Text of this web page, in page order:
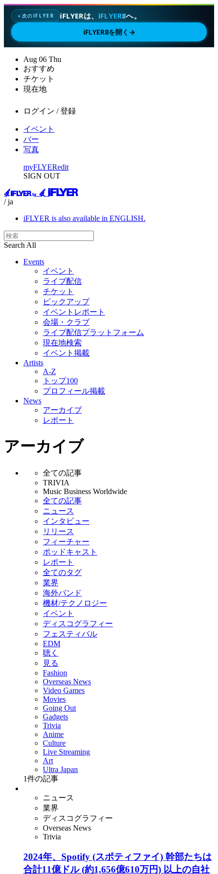
✦次のIFLYER iFLYERは、 iFLYER8へ。
iFLYER8を開く →
Aug 06 Thu
おすすめ
チケット
現在地
ログイン / 登録
イベント
バー
写真
myFLYERedit
SIGN OUT
/ ja
iFLYER is also available in ENGLISH.
Search All
Events
イベント
ライブ配信
チケット
ピックアップ
イベントレポート
会場・クラブ
ライブ配信プラットフォーム
現在地検索
イベント掲載
Artists
A-Z
トップ100
プロフィール掲載
News
アーカイブ
レポート
アーカイブ
全ての記事
TRIVIA
Music Business Worldwide
全ての記事
ニュース
インタビュー
リリース
フィーチャー
ポッドキャスト
レポート
全てのタグ
業界
海外バンド
機材/テクノロジー
イベント
ディスコグラフィー
フェスティバル
EDM
聴く
見る
Fashion
Overseas News
Video Games
Movies
Going Out
Gadgets
Trivia
Anime
Culture
Live Streaming
Art
Ultra Japan
1件の記事
ニュース
業界
ディスコグラフィー
Overseas News
Trivia
2024年、Spotify (スポティファイ) 幹部たちは
合計11億ドル (約1,656億610万円) 以上の自社